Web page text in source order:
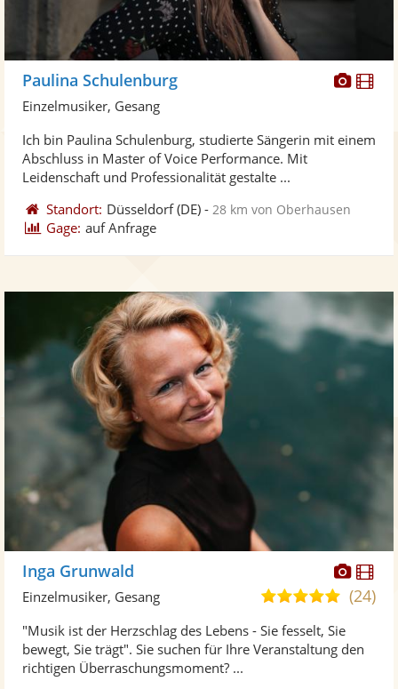
Fotos
Paulina Schulenburg
Einzelmusiker, Gesang
Ich bin Paulina Schulenburg, studierte Sängerin mit einem
Abschluss in Master of Voice Performance. Mit
Leidenschaft und Professionalität gestalte ...
Standort: Düsseldorf(DE) - 28 km von Oberhausen
Gage: auf Anfrage
Inga Grunwald
5,0
5
(24)
Einzelmusiker, Gesang
"Musik ist der Herzschlag des Lebens - Sie fesselt, Sie
bewegt, Sie trägt". Sie suchen für Ihre Veranstaltung den
richtigen Überraschungsmoment? ...